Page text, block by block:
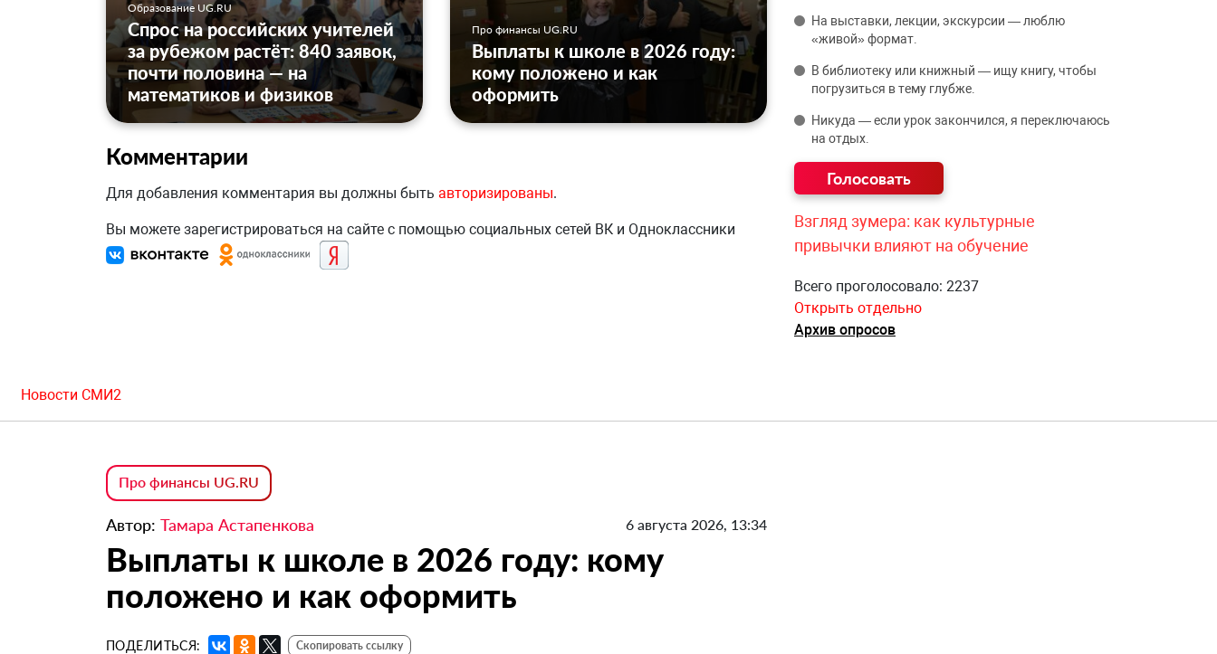
Образование UG.RU
Спрос на российских учителей
за рубежом растёт: 840 заявок,
почти половина — на
математиков и физиков
Про финансы UG.RU
Выплаты к школе в 2026 году:
кому положено и как
оформить
Комментарии
Для добавления комментария вы должны быть авторизированы.
Вы можете зарегистрироваться на сайте с помощью социальных сетей ВК и Одноклассники
На выставки, лекции, экскурсии — люблю
«живой» формат.
В библиотеку или книжный — ищу книгу, чтобы
погрузиться в тему глубже.
Никуда — если урок закончился, я переключаюсь
на отдых.
Взгляд зумера: как культурные
привычки влияют на обучение
Всего проголосовало: 2237
Открыть отдельно
Архив опросов
Новости СМИ2
Про финансы UG.RU
Автор: Тамара Астапенкова 6 августа 2026, 13:34
Выплаты к школе в 2026 году: кому
положено и как оформить
ПОДЕЛИТЬСЯ: Скопировать ссылку